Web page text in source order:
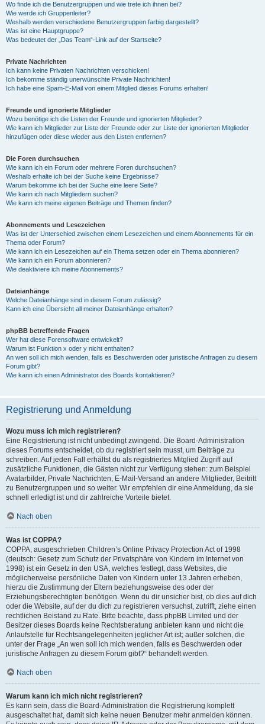
Wo finde ich die Benutzergruppen und wie trete ich ihnen bei?
Wie werde ich Gruppenleiter?
Weshalb werden verschiedene Benutzergruppen farbig dargestellt?
Was ist eine Hauptgruppe?
Was bedeutet der „Das Team“-Link auf der Startseite?
Private Nachrichten
Ich kann keine Privaten Nachrichten verschicken!
Ich bekomme ständig unerwünschte Private Nachrichten!
Ich habe eine Spam-E-Mail von einem Mitglied dieses Forums erhalten!
Freunde und ignorierte Mitglieder
Wozu benötige ich die Listen der Freunde und ignorierten Mitglieder?
Wie kann ich Mitglieder zur Liste der Freunde oder zur Liste der ignorierten Mitglieder
hinzufügen oder diese wieder aus den Listen entfernen?
Die Foren durchsuchen
Wie kann ich ein Forum oder mehrere Foren durchsuchen?
Weshalb erhalte ich bei der Suche keine Ergebnisse?
Warum bekomme ich bei der Suche eine leere Seite?
Wie kann ich nach Mitgliedern suchen?
Wie kann ich meine eigenen Beiträge und Themen finden?
Abonnements und Lesezeichen
Was ist der Unterschied zwischen einem Lesezeichen und einem Abonnements für ein
Thema oder Forum?
Wie kann ich ein Lesezeichen auf ein Thema setzen oder ein Thema abonnieren?
Wie kann ich ein Forum abonnieren?
Wie deaktiviere ich meine Abonnements?
Dateianhänge
Welche Dateianhänge sind in diesem Forum zulässig?
Kann ich eine Übersicht all meiner Dateianhänge erhalten?
phpBB betreffende Fragen
Wer hat diese Forensoftware entwickelt?
Warum ist Funktion x oder y nicht enthalten?
An wen soll ich mich wenden, falls es Beschwerden oder juristische Anfragen zu diesem
Forum gibt?
Wie kann ich einen Administrator des Boards kontaktieren?
Registrierung und Anmeldung
Wozu muss ich mich registrieren?
Eine Registrierung ist nicht unbedingt zwingend. Die Board-Administration
dieses Forums entscheidet, ob du registriert sein musst, um Beiträge zu
schreiben. Auf jeden Fall erhältst du als registriertes Mitglied Zugriff auf
zusätzliche Funktionen, die Gästen nicht zur Verfügung stehen: zum Beispiel
Avatarbilder, Private Nachrichten, E-Mail-Versand an andere Mitglieder, Beitritt
zu Benutzergruppen und so weiter. Wir empfehlen dir eine Anmeldung, da sie
schnell erledigt ist und dir zahlreiche Vorteile bietet.
Nach oben
Was ist COPPA?
COPPA, ausgeschrieben Children’s Online Privacy Protection Act of 1998
(deutsch: Gesetz zum Schutz der Privatsphäre von Kindern im Internet von
1998) ist ein Gesetz in den USA, welches festlegt, dass Websites, die
möglicherweise persönliche Daten von Kindern unter 13 Jahren erheben,
hierzu die Zustimmung der Eltern beziehungsweise des oder der
Erziehungsberechtigten benötigen. Wenn du dir unsicher bist, ob dies auf dich
oder die Website, auf der du dich zu registrieren versuchst, zutrifft, ziehe einen
rechtlichen Beistand zu Rate. Bitte beachte, dass phpBB Limited und der
Besitzer dieses Boards keine Rechtsberatung anbieten kann und nicht die
Anlaufstelle für Rechtsangelegenheiten jeglicher Art ist; außer solchen, die
unter der Frage „An wen soll ich mich wenden, falls es Beschwerden oder
juristische Anfragen zu diesem Forum gibt?“ behandelt werden.
Nach oben
Warum kann ich mich nicht registrieren?
Es kann sein, dass die Board-Administration die Registrierung komplett
ausgeschaltet hat, damit sich keine neuen Benutzer mehr anmelden können.